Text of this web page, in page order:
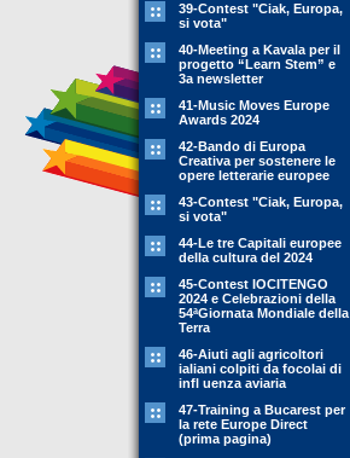
39-Contest "Ciak, Europa,
si vota"
40-Meeting a Kavala per il
progetto “Learn Stem” e
3a newsletter
41-Music Moves Europe
Awards 2024
42-Bando di Europa
Creativa per sostenere le
opere letterarie europee
43-Contest "Ciak, Europa,
si vota"
44-Le tre Capitali europee
della cultura del 2024
45-Contest IOCITENGO
2024 e Celebrazioni della
54ªGiornata Mondiale della
Terra
46-Aiuti agli agricoltori
ialiani colpiti da focolai di
infl uenza aviaria
47-Training a Bucarest per
la rete Europe Direct
(prima pagina)